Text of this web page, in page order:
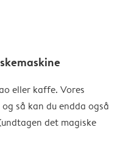
eller kaffe. Vores
så kan du endda også
det magiske